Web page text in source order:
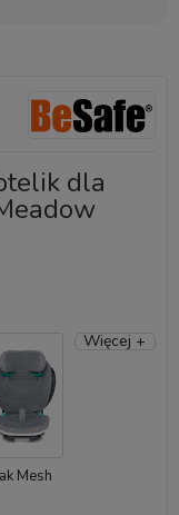
dla
Mesh
Więcej +